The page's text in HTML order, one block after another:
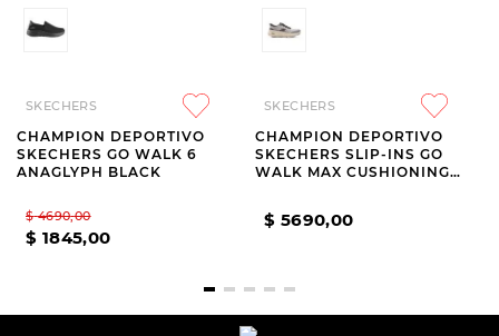
SKECHERS
CHAMPION DEPORTIVO
SKECHERS GO WALK 6
ANAGLYPH BLACK
$ 4690,00
$ 1845,00
SKECHERS
CHAMPION DEPORTIVO
SKECHERS SLIP-INS GO
WALK MAX CUSHIONING
$ 5690,00